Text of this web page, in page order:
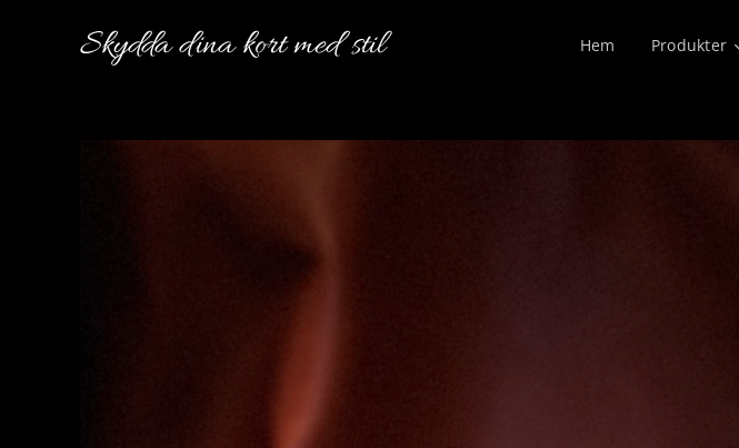
Skydda dina kort med stil Hem Produkter